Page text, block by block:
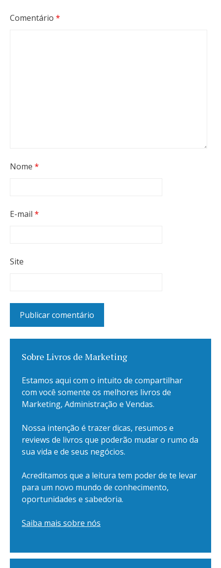
Comentário *
Nome *
E-mail *
Site
Sobre Livros de Marketing
Estamos aqui com o intuito de compartilhar
com você somente os melhores livros de
Marketing, Administração e Vendas.
Nossa intenção é trazer dicas, resumos e
reviews de livros que poderão mudar o rumo da
sua vida e de seus negócios.
Acreditamos que a leitura tem poder de te levar
para um novo mundo de conhecimento,
oportunidades e sabedoria.
Saiba mais sobre nós